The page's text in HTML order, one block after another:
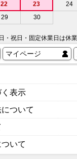
22 23 24
29 30
・祝日・固定休業日は休
マイページ
表示
ついて
いて